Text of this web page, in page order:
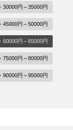
30000円～35000円
45000円～50000円
60000円～65000円
75000円～80000円
90000円～95000円